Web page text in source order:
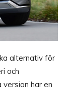
alternativ för
och
har en